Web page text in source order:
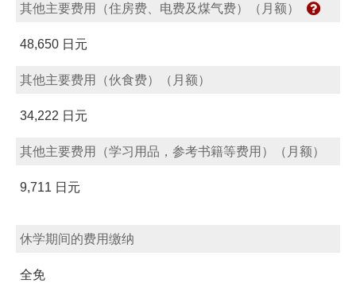
其他主要费用（住房费、电费及煤气费）（月额）
48,650 日元
其他主要费用（伙食费）（月额）
34,222 日元
其他主要费用（学习用品，参考书籍等费用）（月额）
9,711 日元
休学期间的费用缴纳
全免